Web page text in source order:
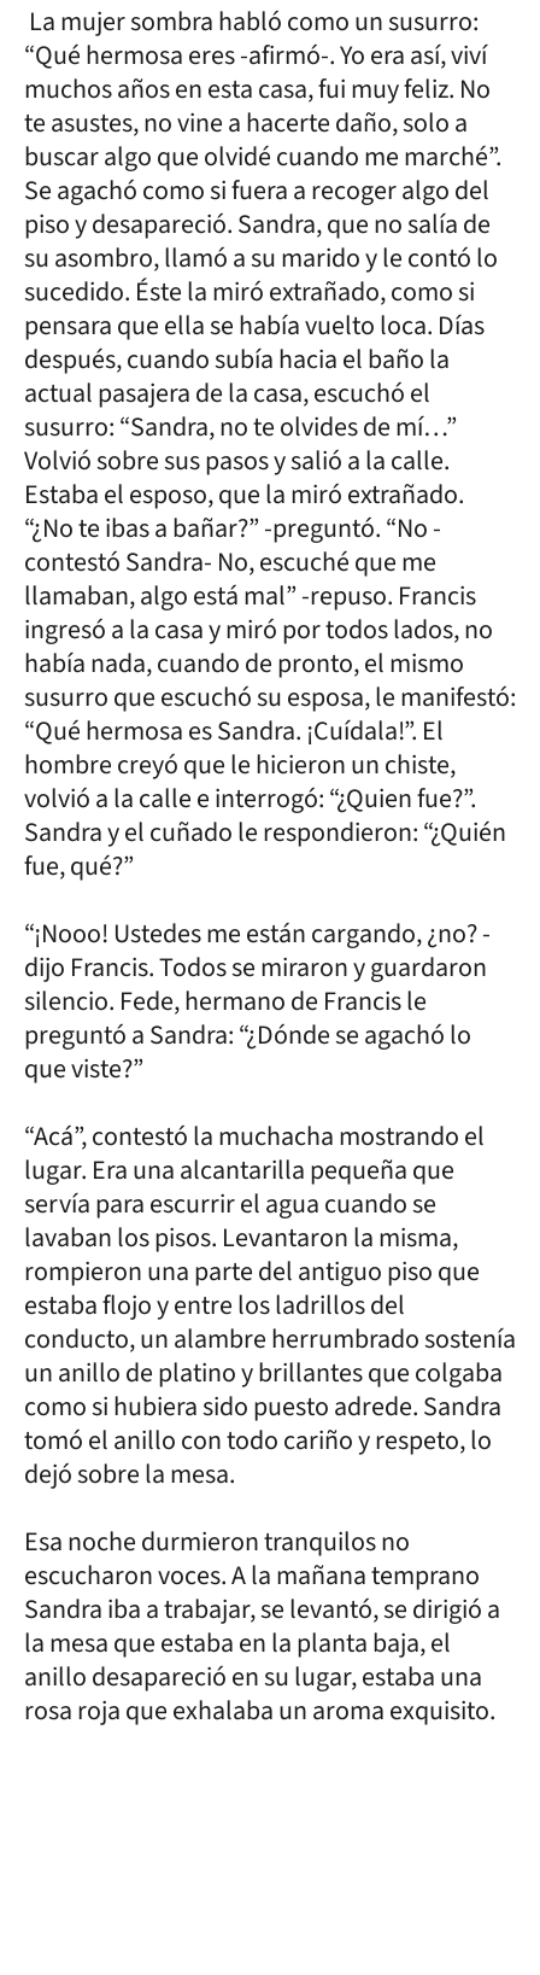
La mujer sombra habló como un susurro:
“Qué hermosa eres -afirmó-. Yo era así, viví
muchos años en esta casa, fui muy feliz. No
te asustes, no vine a hacerte daño, solo a
buscar algo que olvidé cuando me marché”.
Se agachó como si fuera a recoger algo del
piso y desapareció. Sandra, que no salía de
su asombro, llamó a su marido y le contó lo
sucedido. Éste la miró extrañado, como si
pensara que ella se había vuelto loca. Días
después, cuando subía hacia el baño la
actual pasajera de la casa, escuchó el
susurro: “Sandra, no te olvides de mí…”
Volvió sobre sus pasos y salió a la calle.
Estaba el esposo, que la miró extrañado.
“¿No te ibas a bañar?” -preguntó. “No -
contestó Sandra- No, escuché que me
llamaban, algo está mal” -repuso. Francis
ingresó a la casa y miró por todos lados, no
había nada, cuando de pronto, el mismo
susurro que escuchó su esposa, le manifestó:
“Qué hermosa es Sandra. ¡Cuídala!”. El
hombre creyó que le hicieron un chiste,
volvió a la calle e interrogó: “¿Quien fue?”.
Sandra y el cuñado le respondieron: “¿Quién
fue, qué?”
“¡Nooo! Ustedes me están cargando, ¿no? -
dijo Francis. Todos se miraron y guardaron
silencio. Fede, hermano de Francis le
preguntó a Sandra: “¿Dónde se agachó lo
que viste?”
“Acá”, contestó la muchacha mostrando el
lugar. Era una alcantarilla pequeña que
servía para escurrir el agua cuando se
lavaban los pisos. Levantaron la misma,
rompieron una parte del antiguo piso que
estaba flojo y entre los ladrillos del
conducto, un alambre herrumbrado sostenía
un anillo de platino y brillantes que colgaba
como si hubiera sido puesto adrede. Sandra
tomó el anillo con todo cariño y respeto, lo
dejó sobre la mesa.
Esa noche durmieron tranquilos no
escucharon voces. A la mañana temprano
Sandra iba a trabajar, se levantó, se dirigió a
la mesa que estaba en la planta baja, el
anillo desapareció en su lugar, estaba una
rosa roja que exhalaba un aroma exquisito.